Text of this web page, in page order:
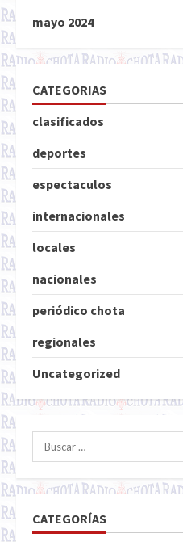
mayo 2024
CATEGORIAS
clasificados
deportes
espectaculos
internacionales
locales
nacionales
periódico chota
regionales
Uncategorized
Buscar:
CATEGORÍAS